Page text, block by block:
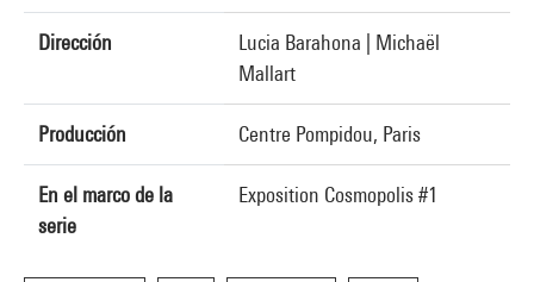
Dirección
Lucia Barahona | Michaël
Mallart
Producción Centre Pompidou, Paris
En el marco de la
serie
Exposition Cosmopolis #1